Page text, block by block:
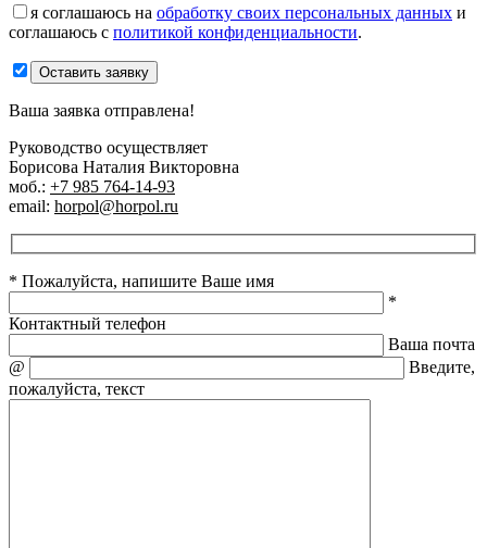
я соглашаюсь на обработку своих персональных данных и
соглашаюсь с политикой конфиденциальности.
Оставить заявку
Ваша заявка отправлена!
Руководство осуществляет
Борисова Наталия Викторовна
моб.: +7 985 764-14-93
email: horpol@horpol.ru
* Пожалуйста, напишите Ваше имя
*
Контактный телефон
Ваша почта
@
Введите,
пожалуйста, текст